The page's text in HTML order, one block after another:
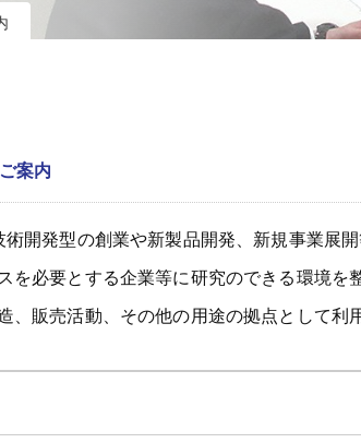
案内
開発型の創業や新製品開発、新規事業展
を必要とする企業等に研究のできる環境を
販売活動、その他の用途の拠点として利